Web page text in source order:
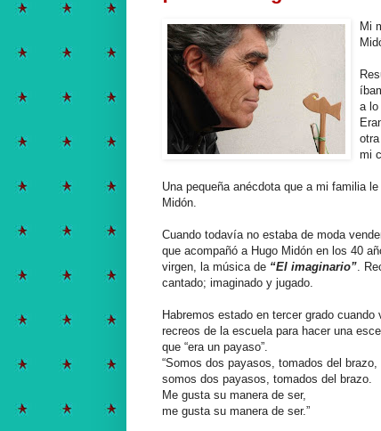
Mi
a lo
mi
Una pequeña anécdota que a mi familia
Midón.
Cuando todavía no estaba de moda
que acompañó a Hugo Midón en los 40
virgen, la música de “El imaginario” .
cantado; imaginado y jugado.
Habremos estado en tercer grado cuando
recreos de la escuela para hacer una
que “era un payaso”.
“Somos dos payasos, tomados del brazo,
somos dos payasos, tomados del brazo.
Me gusta su manera de ser,
me gusta su manera de ser.”